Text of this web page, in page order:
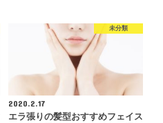
未分類
2020.2.17
エラ張りの髪型おすすめフェイス